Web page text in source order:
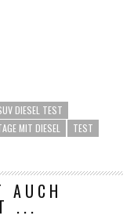
DIESEL TEST
MIT DIESEL
TEST
AUCH
...